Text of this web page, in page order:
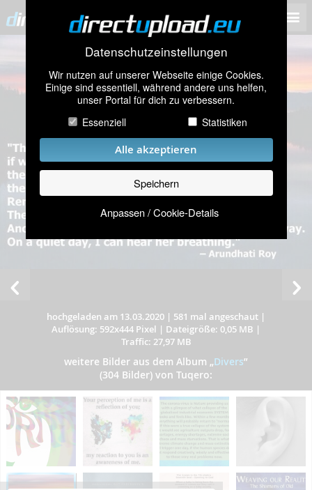
Datenschutzeinstellungen
Wir nutzen auf unserer Webseite einige Cookies.
Einige sind essentiell, während andere uns helfen,
unser Portal für dich zu verbessern.
Essenziell
Statistiken
Alle akzeptieren
Speichern
Anpassen / Cookie-Details
hochgeladen am 13.03.2020 | 581 mal angeschaut |
Auflösung: 592x444 Pixel | Dateigröße: 0,05 MB |
Traffic: 27,97 MB
weitere Bilder aus dem Album „Divers”
(304 Bilder) von Tuqero: